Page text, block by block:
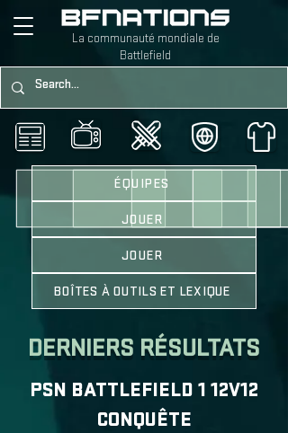
La communauté mondiale de
Battlefield
ÉQUIPES
JOUER
JOUER
BOÎTES À OUTILS ET LEXIQUE
DERNIERS RÉSULTATS
PSN BATTLEFIELD 1 12V12
CONQUÊTE